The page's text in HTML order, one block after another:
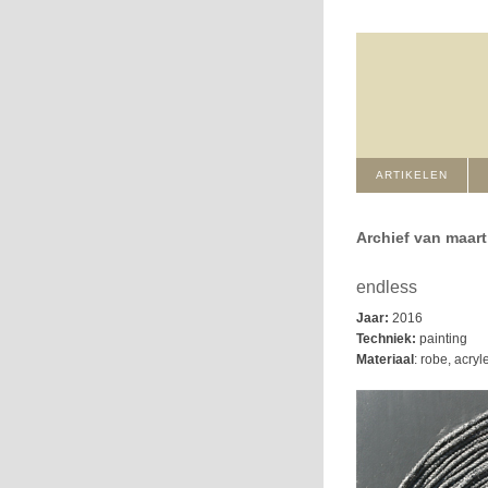
ARTIKELEN
Archief van
endless
Jaar: 2016
Techniek: painting
Materiaal : robe,